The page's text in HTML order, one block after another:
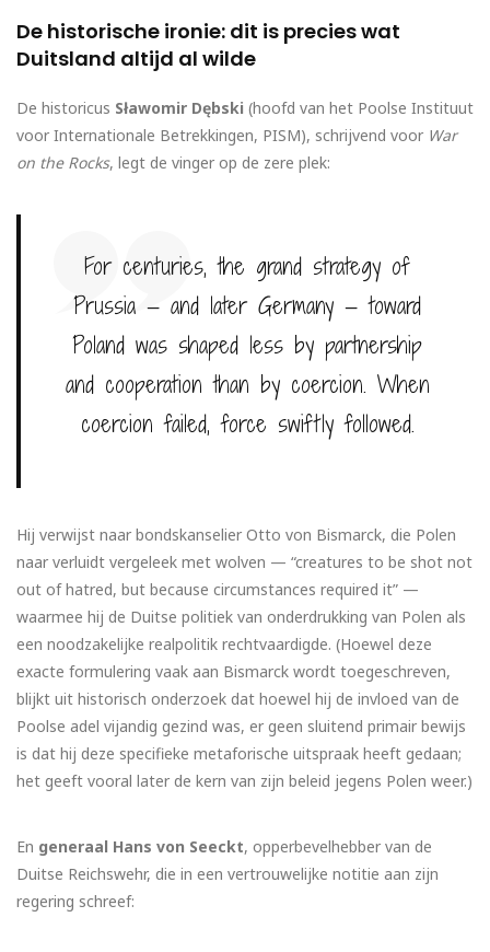
De historische ironie: dit is precies wat
Duitsland altijd al wilde
De historicus Sławomir Dębski (hoofd van het Poolse Instituut
voor Internationale Betrekkingen, PISM), schrijvend voor War
on the Rocks, legt de vinger op de zere plek:
For centuries, the grand strategy of
Prussia — and later Germany — toward
Poland was shaped less by partnership
and cooperation than by coercion. When
coercion failed, force swiftly followed.
Hij verwijst naar bondskanselier Otto von Bismarck, die Polen
naar verluidt vergeleek met wolven — “creatures to be shot not
out of hatred, but because circumstances required it” —
waarmee hij de Duitse politiek van onderdrukking van Polen als
een noodzakelijke realpolitik rechtvaardigde. (Hoewel deze
exacte formulering vaak aan Bismarck wordt toegeschreven,
blijkt uit historisch onderzoek dat hoewel hij de invloed van de
Poolse adel vijandig gezind was, er geen sluitend primair bewijs
is dat hij deze specifieke metaforische uitspraak heeft gedaan;
het geeft vooral later de kern van zijn beleid jegens Polen weer.)
En generaal Hans von Seeckt, opperbevelhebber van de
Duitse Reichswehr, die in een vertrouwelijke notitie aan zijn
regering schreef: